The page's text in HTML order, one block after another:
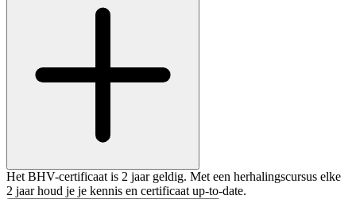
Het BHV-certificaat is 2 jaar geldig. Met een herhalingscursus elke
2 jaar houd je je kennis en certificaat up-to-date.